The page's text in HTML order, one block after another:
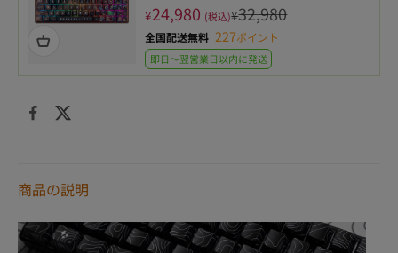
¥24,980 (税込)¥32,980
全国配送無料 227ポイント
即日〜翌営業日以内に発送
商品の説明